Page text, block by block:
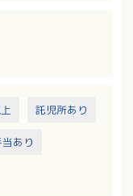
託児所あり
あり